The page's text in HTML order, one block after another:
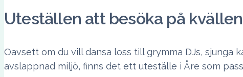
Uteställen att besöka på kvällen
Oavsett om du vill dansa loss till grymma DJs,
avslappnad miljö, finns det ett uteställe i Åre som